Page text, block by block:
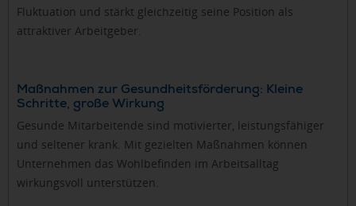
Fluktuation und stärkt gleichzeitig seine Position als
attraktiver Arbeitgeber.
Maßnahmen zur Gesundheitsförderung: Kleine
Schritte, große Wirkung
Gesunde Mitarbeitende sind motivierter, leistungsfähiger
und seltener krank. Mit gezielten Maßnahmen können
Unternehmen das Wohlbefinden im Arbeitsalltag
wirkungsvoll unterstützen.